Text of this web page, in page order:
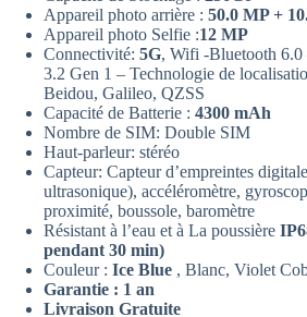
Appareil photo arrière : 50.0 MP +
Appareil photo Selfie :12 MP
Connectivité: 5G, Wifi -Bluetooth
3.2 Gen 1 – Technologie de
Beidou, Galileo, QZSS
Capacité de Batterie : 4300 mAh
Nombre de SIM: Double SIM
Haut-parleur: stéréo
Capteur: Capteur d’empreintes
ultrasonique), accéléromètre,
proximité, boussole, baromètre
Résistant à l’eau et à La poussière
pendant 30 min)
Couleur : Ice Blue , Blanc, Violet
Garantie : 1 an
Livraison Gratuite